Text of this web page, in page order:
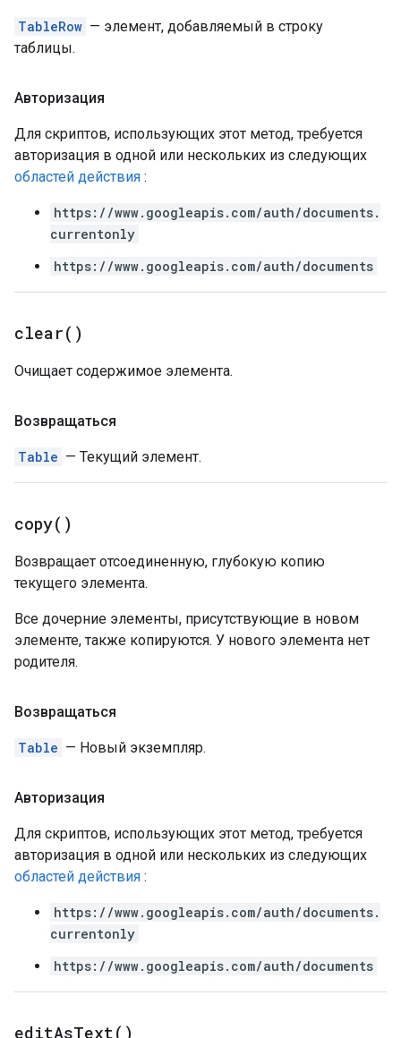
TableRow — элемент, добавляемый в строку
таблицы.
Авторизация
Для скриптов, использующих этот метод, требуется
авторизация в одной или нескольких из следующих
областей действия :
https://www.googleapis.com/auth/documents.
currentonly
https://www.googleapis.com/auth/documents
clear( )
Очищает содержимое элемента.
Возвращаться
Table — Текущий элемент.
copy( )
Возвращает отсоединенную, глубокую копию
текущего элемента.
Все дочерние элементы, присутствующие в новом
элементе, также копируются. У нового элемента нет
родителя.
Возвращаться
Table — Новый экземпляр.
Авторизация
Для скриптов, использующих этот метод, требуется
авторизация в одной или нескольких из следующих
областей действия :
https://www.googleapis.com/auth/documents.
currentonly
https://www.googleapis.com/auth/documents
editAsText( )